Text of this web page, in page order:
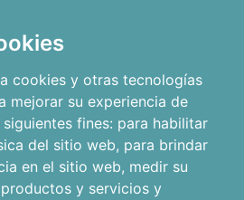
cookies y otras tecnologías
mejorar su experiencia de
fines: para habilitar
del sitio web, para brindar
en el sitio web, medir su
y servicios y